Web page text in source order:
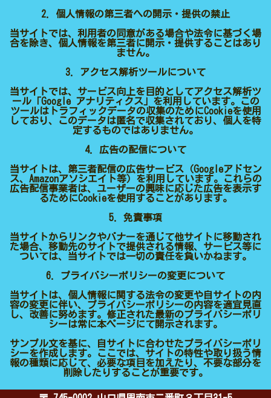
2. 個人情報の第三者への開示・提供の禁止
当サイトでは、利用者の同意がある場合や法令に基づく場
合を除き、個人情報を第三者に開示・提供することはあり
ません。
3. アクセス解析ツールについて
当サイトでは、サービス向上を目的としてアクセス解析ツ
ール「Google アナリティクス」を利用しています。この
ツールはトラフィックデータの収集のためにCookieを使用
しており、このデータは匿名で収集されており、個人を特
定するものではありません。
4. 広告の配信について
当サイトは、第三者配信の広告サービス（Googleアドセン
ス、Amazonアソシエイト等）を利用しています。これらの
広告配信事業者は、ユーザーの興味に応じた広告を表示す
るためにCookieを使用することがあります。
5. 免責事項
当サイトからリンクやバナーを通じて他サイトに移動され
た場合、移動先のサイトで提供される情報、サービス等に
ついては、当サイトでは一切の責任を負いかねます。
6. プライバシーポリシーの変更について
当サイトは、個人情報に関する法令の変更や自サイトの内
容の変更に伴い、プライバシーポリシーの内容を適宜見直
し、改善に努めます。修正された最新のプライバシーポリ
シーは常に本ページにて開示されます。
サンプル文を基に、自サイトに合わせたプライバシーポリ
シーを作成します。ここでは、サイトの特性や取り扱う情
報の種類に応じて、必要な項目を加えたり、不要な部分を
削除したりすることが重要です。